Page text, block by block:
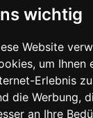
wichtig
Website
um Ihnen
Erlebnis
die Werbung,
an Ihre